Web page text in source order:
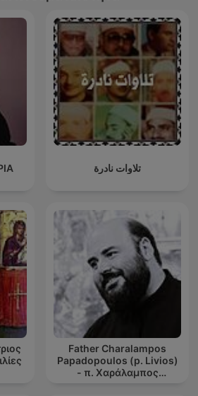
تلاوات نادرة
Father Charalampos
Papadopoulos (p. Livios)
- π. Χαράλαμπος